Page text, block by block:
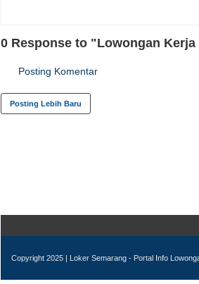
0 Response to "Lowongan
Posting Komentar
Posting Lebih Baru
Copyright 2025 | Loker Semarang - Portal Info